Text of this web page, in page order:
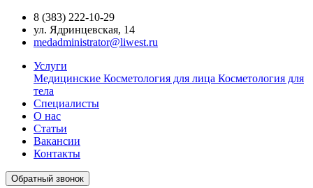
8 (383) 222-10-29
ул. Ядринцевская, 14
medadministrator@liwest.ru
Услуги
Медицинские Косметология для лица Косметология для
тела
Специалисты
О нас
Статьи
Вакансии
Контакты
Обратный звонок